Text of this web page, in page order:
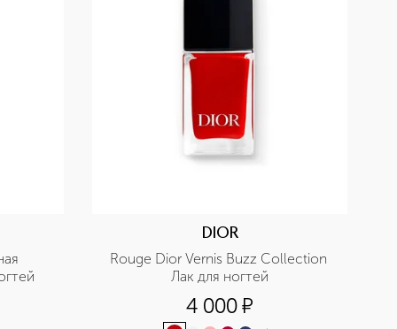
DIOR
Rouge Dior Vernis Buzz Collection
Лак для ногтей
4 000¤